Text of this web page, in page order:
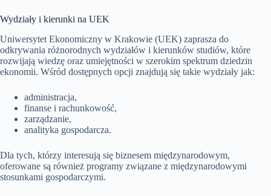
Wydziały i kierunki na UEK
Uniwersytet Ekonomiczny w Krakowie (UEK) zaprasza do
odkrywania różnorodnych wydziałów i kierunków studiów, które
rozwijają wiedzę oraz umiejętności w szerokim spektrum dziedzin
ekonomii. Wśród dostępnych opcji znajdują się takie wydziały jak:
administracja,
finanse i rachunkowość,
zarządzanie,
analityka gospodarcza.
Dla tych, którzy interesują się biznesem międzynarodowym,
oferowane są również programy związane z międzynarodowymi
stosunkami gospodarczymi.